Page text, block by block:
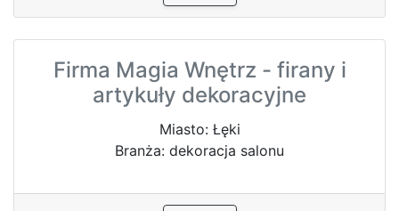
Firma Magia Wnętrz - firany i
artykuły dekoracyjne
Miasto: Łęki
Branża: dekoracja salonu